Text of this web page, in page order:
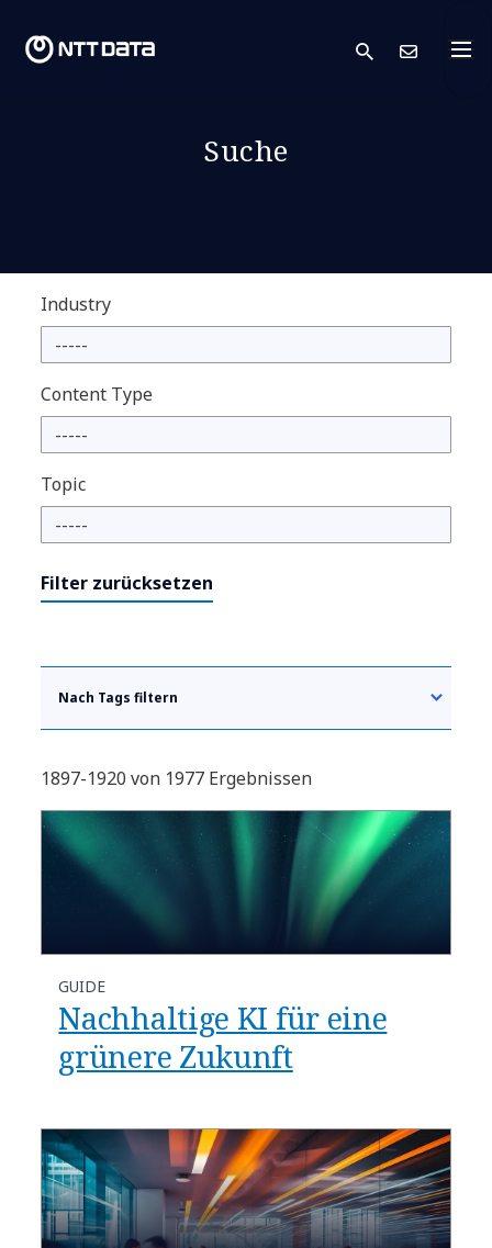
search
Suche
Industry
Content Type
Topic
Filter zurücksetzen
Nach Tags filtern
1897-1920 von 1977 Ergebnissen
GUIDE
Nachhaltige KI für eine
grünere Zukunft